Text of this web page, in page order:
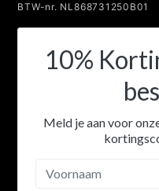
BTW-nr. NL868731250B01
10%
Meld je aan voor